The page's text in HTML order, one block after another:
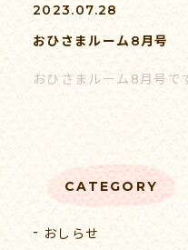
受付時間
2023.07.28
おひさまルーム8月号
おひさまルーム8月号で
CATEGORY
おしらせ